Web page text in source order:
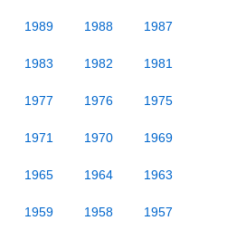
1989 1988 1987
1983 1982 1981
1977 1976 1975
1971 1970 1969
1965 1964 1963
1959 1958 1957